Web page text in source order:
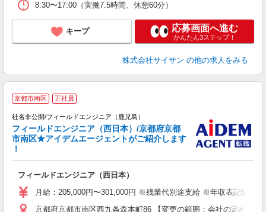
8:30〜17:00（実働7.5時間、休憩60分）
キープ 応募画面へ進む
かんたん3ステップ！
株式会社サイサン の他の求人をみる
京都市南区 正社員
社名非公開/フィールドエンジニア（鹿児島）
フィールドエンジニア（西日本）/京都府京都
市南区★アイデムエージェントがご紹介します
！
フィールドエンジニア（西日本）
月給：205,000円〜301,000円 ※残業代別途支給 ※年収表記額は
京都府京都市南区西九条森本町86 【変更の範囲：会社の定める場